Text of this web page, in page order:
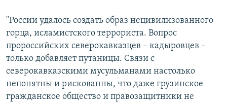
"России удалось создать образ нецивилизованного
горца, исламистского террориста. Вопрос
пророссийских северокавказцев – кадыровцев –
только добавляет путаницы. Связи с
северокавказскими мусульманами настолько
непонятны и рискованны, что даже грузинское
гражданское общество и правозащитники не